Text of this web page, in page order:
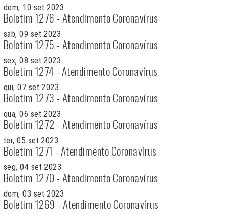
dom, 10 set 2023
Boletim 1276 - Atendimento Coronavírus
sab, 09 set 2023
Boletim 1275 - Atendimento Coronavírus
sex, 08 set 2023
Boletim 1274 - Atendimento Coronavírus
qui, 07 set 2023
Boletim 1273 - Atendimento Coronavírus
qua, 06 set 2023
Boletim 1272 - Atendimento Coronavírus
ter, 05 set 2023
Boletim 1271 - Atendimento Coronavírus
seg, 04 set 2023
Boletim 1270 - Atendimento Coronavírus
dom, 03 set 2023
Boletim 1269 - Atendimento Coronavírus